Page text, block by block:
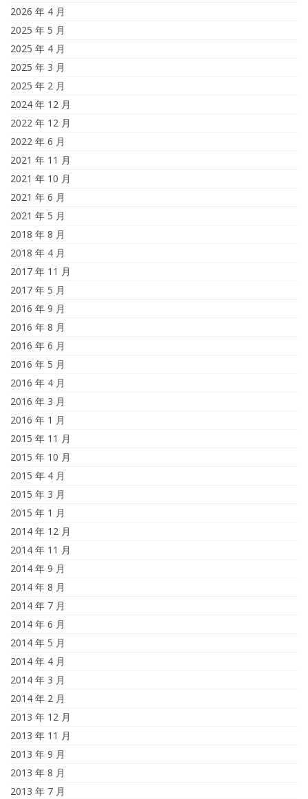
2026 年 4 月
2025 年 5 月
2025 年 4 月
2025 年 3 月
2025 年 2 月
2024 年 12 月
2022 年 12 月
2022 年 6 月
2021 年 11 月
2021 年 10 月
2021 年 6 月
2021 年 5 月
2018 年 8 月
2018 年 4 月
2017 年 11 月
2017 年 5 月
2016 年 9 月
2016 年 8 月
2016 年 6 月
2016 年 5 月
2016 年 4 月
2016 年 3 月
2016 年 1 月
2015 年 11 月
2015 年 10 月
2015 年 4 月
2015 年 3 月
2015 年 1 月
2014 年 12 月
2014 年 11 月
2014 年 9 月
2014 年 8 月
2014 年 7 月
2014 年 6 月
2014 年 5 月
2014 年 4 月
2014 年 3 月
2014 年 2 月
2013 年 12 月
2013 年 11 月
2013 年 9 月
2013 年 8 月
2013 年 7 月